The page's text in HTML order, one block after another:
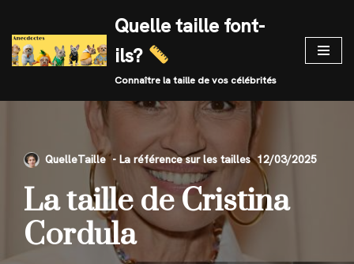
Skip
to
Quelle taille font-
ils?
Connaître la taille de vos célébrités
QuelleTaille 12/03/2025
La taille de Cristina
Cordula